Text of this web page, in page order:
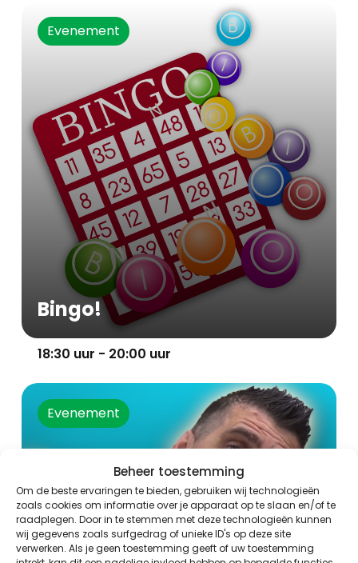
Beheer toestemming
Om de beste ervaringen te bieden, gebruiken wij technologieën
zoals cookies om informatie over je apparaat op te slaan en/of te
raadplegen. Door in te stemmen met deze technologieën kunnen
wij gegevens zoals surfgedrag of unieke ID's op deze site
verwerken. Als je geen toestemming geeft of uw toestemming
Evenement
Bingo!
18:30 uur - 20:00 uur
Evenement